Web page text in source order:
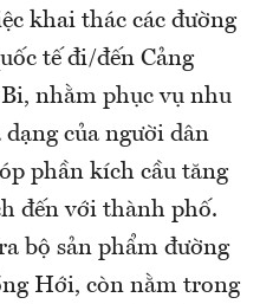
khai thác các đường
tế đi/đến Cảng
nhằm phục vụ nhu
của người dân
phần kích cầu tăng
đến với thành phố.
bộ sản phẩm đường
Hới, còn nằm trong